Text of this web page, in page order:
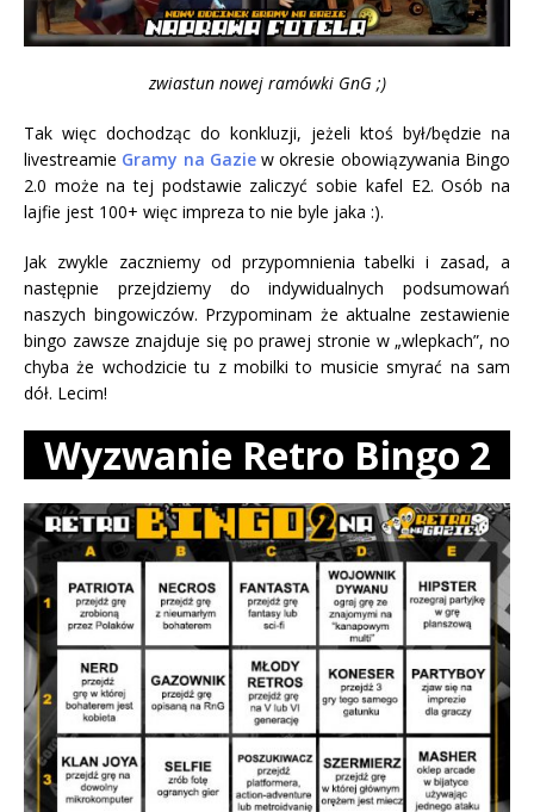
zwiastun nowej ramówki GnG ;)
Tak więc dochodząc do konkluzji, jeżeli ktoś był/będzie na
livestreamie Gramy na Gaziew okresie obowiązywania Bingo
2.0 może na tej podstawie zaliczyć sobie kafel E2. Osób na
lajfie jest 100+ więc impreza to nie byle jaka :).
Jak zwykle zaczniemy od przypomnienia tabelki i zasad, a
następnie przejdziemy do indywidualnych podsumowań
naszych bingowiczów. Przypominam że aktualne zestawienie
bingo zawsze znajduje się po prawej stronie w „wlepkach”, no
chyba że wchodzicie tu z mobilki to musicie smyrać na sam
dół. Lecim!
Wyzwanie Retro Bingo 2